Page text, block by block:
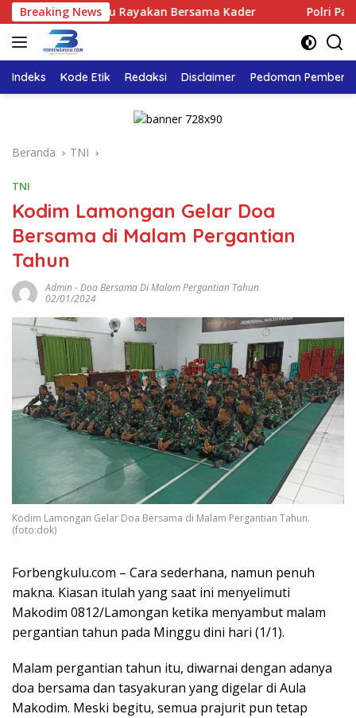
Langsung
ke
konten
Breaking News
Rayakan Bersama Kader Polri Pastikan
Indeks Kode Etik Redaksi Disclaimer Pedoman
Beranda TNI
TNI
Kodim Lamongan Gelar Doa
Bersama di Malam Pergantian
Tahun
Admin-Doa Bersama Di Malam Pergantian Tahun
02/01/2024
Kodim Lamongan Gelar Doa Bersama di Malam Pergantian Tahun.
(foto:dok)
Forbengkulu.com – Cara sederhana, namun penuh
makna. Kiasan itulah yang saat ini menyelimuti
Makodim 0812/Lamongan ketika menyambut malam
pergantian tahun pada Minggu dini hari (1/1).
Malam pergantian tahun itu, diwarnai dengan adanya
doa bersama dan tasyakuran yang digelar di Aula
Makodim. Meski begitu, semua prajurit pun tetap